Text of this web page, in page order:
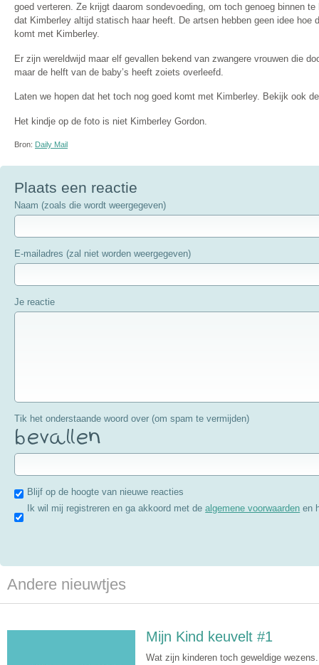
goed verteren. Ze krijgt daarom sondevoeding, om toch genoeg binnen te
dat Kimberley altijd statisch haar heeft. De artsen hebben geen idee hoe
komt met Kimberley.
Er zijn wereldwijd maar elf gevallen bekend van zwangere vrouwen die
maar de helft van de baby’s heeft zoiets overleefd.
Laten we hopen dat het toch nog goed komt met Kimberley. Bekijk ook
Het kindje op de foto is niet Kimberley Gordon.
Bron: Daily Mail
Plaats een reactie
Naam (zoals die wordt weergegeven)
E-mailadres (zal niet worden weergegeven)
Je reactie
Tik het onderstaande woord over (om spam te vermijden)
Blijf op de hoogte van nieuwe reacties
Ik wil mij registreren en ga akkoord met dealgemene voorwaarden en
Andere nieuwtjes
Mijn Kind keuvelt #1
Wat zijn kinderen toch geweldige